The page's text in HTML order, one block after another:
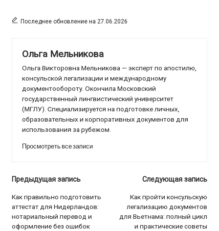
Последнее обновление на 27.06.2026
Ольга Мельникова
Ольга Викторовна Мельникова — эксперт по апостилю,
консульской легализации и международному
документообороту. Окончила Московский
государственный лингвистический университет
(МГЛУ). Специализируется на подготовке личных,
образовательных и корпоративных документов для
использования за рубежом.
Просмотреть все записи
Навигация
по
записям
Предыдущая запись
Как правильно подготовить
аттестат для Нидерландов:
нотариальный перевод и
оформление без ошибок
Следующая запись
Как пройти консульскую
легализацию документов
для Вьетнама: полный цикл
и практические советы